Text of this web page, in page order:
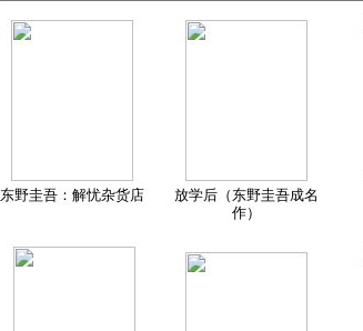
东野圭吾：解忧杂货店
放学后（东野圭吾成名
作）